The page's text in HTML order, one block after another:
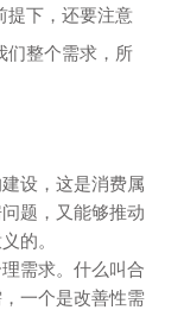
提下，还要注意
们整个需求，所
设，这是消费属
题，又能够推动
的。
需求。什么叫合
一个是改善性需